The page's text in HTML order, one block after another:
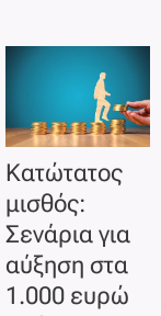
Ιδιοκτησίας και
Διαχείρισης
Ακινήτων
(ΜΙΔΑ)που
προωθεί η
Ανεξάρτητη Αρχή
Δημοσίων Εσόδων
Κατώτατος
μισθός:
Σενάρια για
αύξηση στα
1.000 ευρώ